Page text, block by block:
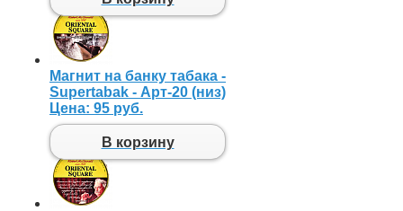
Магнит на банку табака -
Supertabak - Арт-20 (низ)
Цена: 95 руб.
В корзину